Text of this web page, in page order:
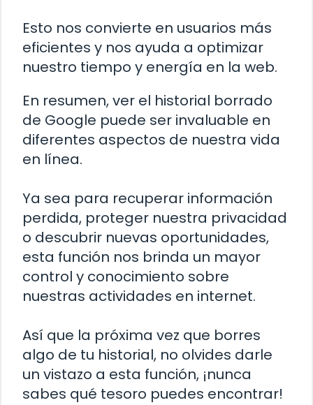
Esto nos convierte en usuarios más
eficientes y nos ayuda a optimizar
nuestro tiempo y energía en la web.
En resumen, ver el historial borrado
de Google puede ser invaluable en
diferentes aspectos de nuestra vida
en línea.
Ya sea para recuperar información
perdida, proteger nuestra privacidad
o descubrir nuevas oportunidades,
esta función nos brinda un mayor
control y conocimiento sobre
nuestras actividades en internet.
Así que la próxima vez que borres
algo de tu historial, no olvides darle
un vistazo a esta función, ¡nunca
sabes qué tesoro puedes encontrar!